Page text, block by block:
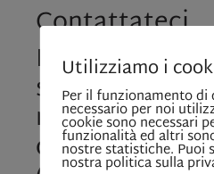
Contattateci
La tua
sull'immobile
macchina in
centro paese
Utilizziamo i
Per il funzionamento di
necessario per noi
cookie sono necessari
funzionalità ed altri
nostre statistiche. Puoi
nostra politica sulla